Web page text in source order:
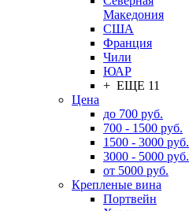
Македония
США
Франция
Чили
ЮАР
+ ЕЩЕ 11
Цена
до 700 руб.
700 - 1500 руб.
1500 - 3000 руб.
3000 - 5000 руб.
от 5000 руб.
Крепленые вина
Портвейн